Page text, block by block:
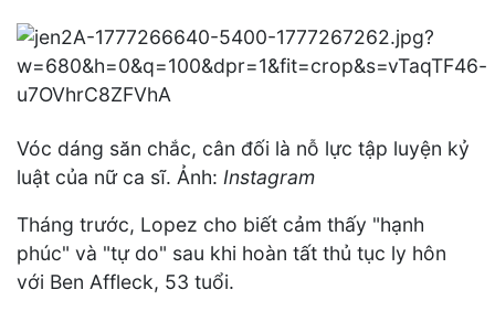
Vóc dáng săn chắc, cân đối là nỗ lực tập luyện kỷ
luật của nữ ca sĩ. Ảnh: Instagram
Tháng trước, Lopez cho biết cảm thấy "hạnh
phúc" và "tự do" sau khi hoàn tất thủ tục ly hôn
với Ben Affleck, 53 tuổi.